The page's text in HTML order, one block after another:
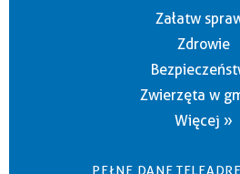
Załatw
Zdrowie
Zwierzęta w
Więcej »
PEŁNE DANE